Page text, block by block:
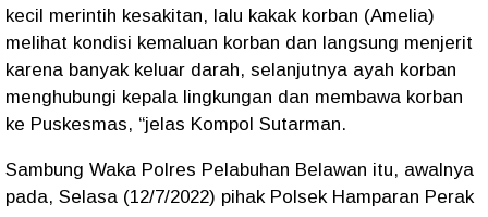
kecil merintih kesakitan, lalu kakak korban (Amelia)
melihat kondisi kemaluan korban dan langsung menjerit
karena banyak keluar darah, selanjutnya ayah korban
menghubungi kepala lingkungan dan membawa korban
ke Puskesmas, “jelas Kompol Sutarman.
Sambung Waka Polres Pelabuhan Belawan itu, awalnya
pada, Selasa (12/7/2022) pihak Polsek Hamparan Perak